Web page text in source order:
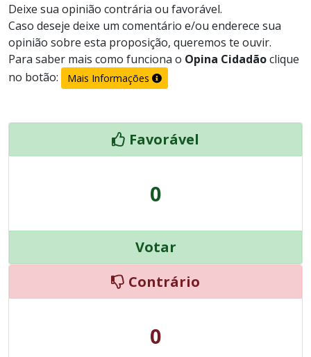
Deixe sua opinião contrária ou favorável.
Caso deseje deixe um comentário e/ou enderece sua
opinião sobre esta proposição, queremos te ouvir.
Para saber mais como funciona o Opina Cidadãoclique
no botão:
Mais Informações
Favorável
0
Votar
Contrário
0